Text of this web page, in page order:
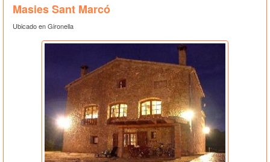
Masies Sant Marcó
Ubicado en Gironella